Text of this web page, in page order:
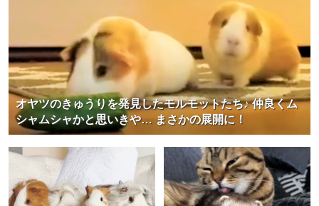
オヤツのきゅうりを発見したモルモットたち♪ 仲良くム
シャムシャかと思いきや… まさかの展開に！